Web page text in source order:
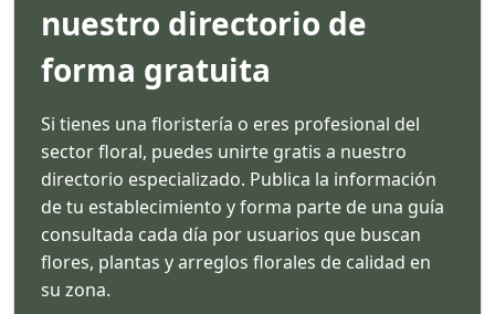
nuestro directorio de
forma gratuita
Si tienes una floristería o eres profesional del
sector floral, puedes unirte gratis a nuestro
directorio especializado. Publica la información
de tu establecimiento y forma parte de una guía
consultada cada día por usuarios que buscan
flores, plantas y arreglos florales de calidad en
su zona.